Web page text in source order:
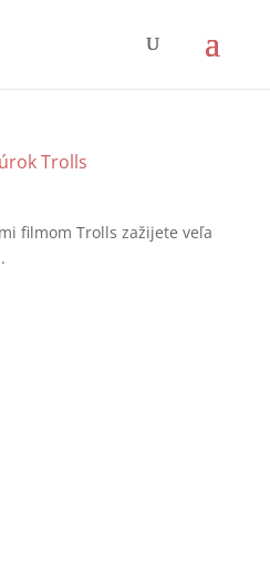
Trolls
filmom Trolls zažijete veľa